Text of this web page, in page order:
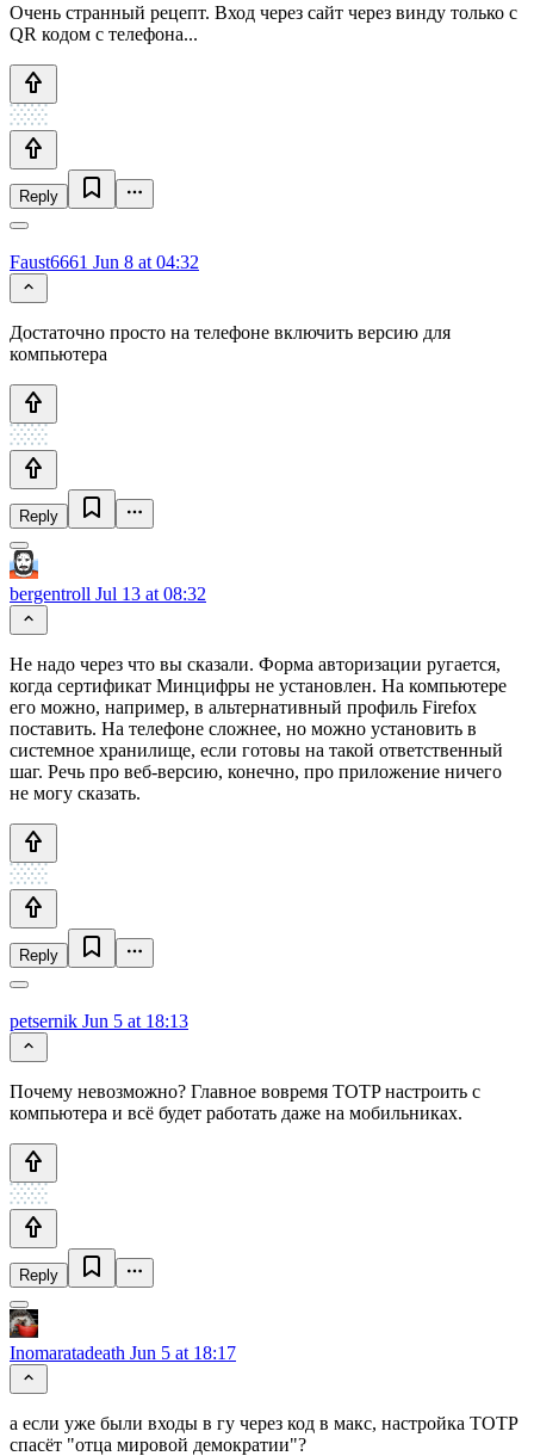
Очень странный рецепт. Вход через сайт через винду только с
QR кодом с телефона...
Reply
Faust6661 Jun 8 at 04:32
Достаточно просто на телефоне включить версию для
компьютера
Reply
bergentroll Jul 13 at 08:32
Не надо через что вы сказали. Форма авторизации ругается,
когда сертификат Минцифры не установлен. На компьютере
его можно, например, в альтернативный профиль Firefox
поставить. На телефоне сложнее, но можно установить в
системное хранилище, если готовы на такой ответственный
шаг. Речь про веб-версию, конечно, про приложение ничего
не могу сказать.
Reply
petsernik Jun 5 at 18:13
Почему невозможно? Главное вовремя TOTP настроить с
компьютера и всё будет работать даже на мобильниках.
Reply
Inomaratadeath Jun 5 at 18:17
а если уже были входы в гу через код в макс, настройка ТОТР
спасёт "отца мировой демократии"?